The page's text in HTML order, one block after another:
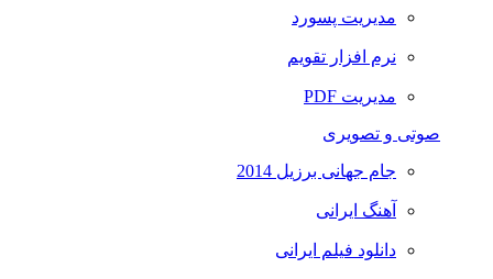
مدیریت پسورد
نرم افزار تقویم
مدیریت PDF
صوتی و تصویری
جام جهانی برزیل 2014
آهنگ ایرانی
دانلود فیلم ایرانی